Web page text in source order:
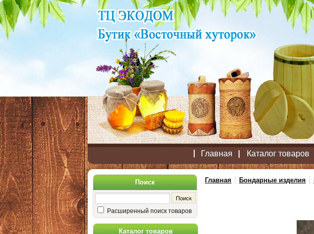
Главная Каталог товаров
Поиск
Расширенный поиск товаров
Каталог товаров
Главная Бондарные изделия